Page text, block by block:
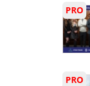
PRO
PRO